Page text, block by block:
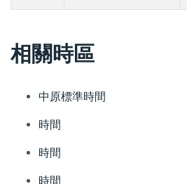
相關時區
中原標準時間
時間
時間
時間